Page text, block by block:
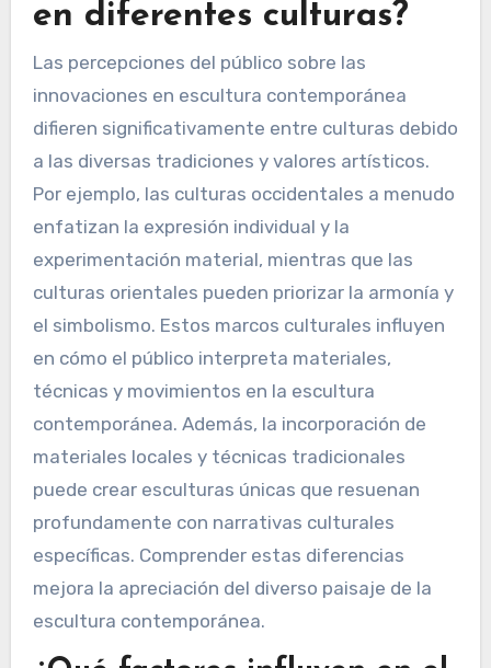
ambiental.
¿Cómo varían las
percepciones del público
en diferentes culturas?
Las percepciones del público sobre las
innovaciones en escultura contemporánea
difieren significativamente entre culturas debido
a las diversas tradiciones y valores artísticos.
Por ejemplo, las culturas occidentales a menudo
enfatizan la expresión individual y la
experimentación material, mientras que las
culturas orientales pueden priorizar la armonía y
el simbolismo. Estos marcos culturales influyen
en cómo el público interpreta materiales,
técnicas y movimientos en la escultura
contemporánea. Además, la incorporación de